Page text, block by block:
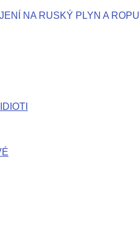
NA RUSKÝ PLYN A ROPU